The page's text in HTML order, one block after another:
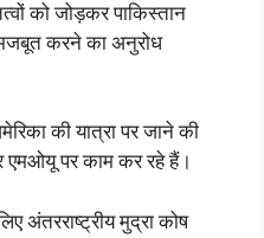
को जोड़कर पाकिस्तान
करने का अनुरोध
की यात्रा पर जाने की
एमओयू पर काम कर रहे हैं।
अंतरराष्ट्रीय मुद्रा कोष